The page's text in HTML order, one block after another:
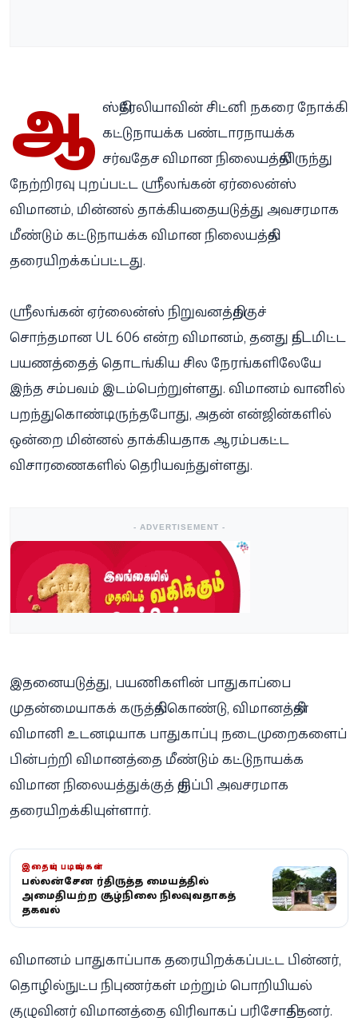
ஆ ஸ்திரேலியாவின் சிட்னி நகரை நோக்கி
கட்டுநாயக்க பண்டாரநாயக்க
சர்வதேச விமான நிலையத்திலிருந்து
நேற்றிரவு புறப்பட்ட ஸ்ரீலங்கன் ஏர்லைன்ஸ்
விமானம், மின்னல் தாக்கியதையடுத்து அவசரமாக
மீண்டும் கட்டுநாயக்க விமான நிலையத்தில்
தரையிறக்கப்பட்டது.
ஸ்ரீலங்கன் ஏர்லைன்ஸ் நிறுவனத்திற்குச்
சொந்தமான UL 606 என்ற விமானம், தனது திட்டமிட்ட
பயணத்தைத் தொடங்கிய சில நேரங்களிலேயே
இந்த சம்பவம் இடம்பெற்றுள்ளது. விமானம் வானில்
பறந்துகொண்டிருந்தபோது, அதன் என்ஜின்களில்
ஒன்றை மின்னல் தாக்கியதாக ஆரம்பகட்ட
விசாரணைகளில் தெரியவந்துள்ளது.
- ADVERTISEMENT -
இதனையடுத்து, பயணிகளின் பாதுகாப்பை
முதன்மையாகக் கருத்தில்கொண்டு, விமானத்தின்
விமானி உடனடியாக பாதுகாப்பு நடைமுறைகளைப்
பின்பற்றி விமானத்தை மீண்டும் கட்டுநாயக்க
விமான நிலையத்துக்குத் திருப்பி அவசரமாக
தரையிறக்கியுள்ளார்.
இதையும் படியுங்கள்
பல்லன்சேன சீர்திருத்த மையத்தில்
அமைதியற்ற சூழ்நிலை நிலவுவதாகத்
தகவல்
விமானம் பாதுகாப்பாக தரையிறக்கப்பட்ட பின்னர்,
தொழில்நுட்ப நிபுணர்கள் மற்றும் பொறியியல்
குழுவினர் விமானத்தை விரிவாகப் பரிசோதித்தனர்.